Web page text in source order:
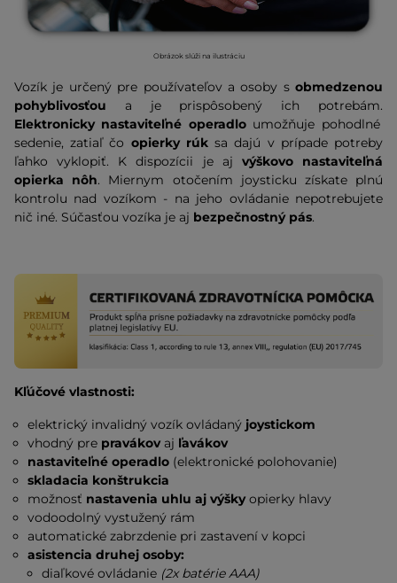
Obrázok slúži na ilustráciu
Vozík je určený pre používateľov a osoby s obmedzenou
pohyblivosťou a je prispôsobený ich potrebám.
Elektronicky nastaviteľné operadloumožňuje pohodlné
sedenie, zatiaľ čo opierky rúksa dajú v prípade potreby
ľahko vyklopiť. K dispozícii je aj výškovo nastaviteľná
opierka nôh. Miernym otočením joysticku získate plnú
kontrolu nad vozíkom - na jeho ovládanie nepotrebujete
nič iné. Súčasťou vozíka je aj bezpečnostný pás.
Kľúčové vlastnosti:
elektrický invalidný vozík ovládaný joystickom
vhodný pre pravákov aj ľavákov
nastaviteľné operadlo (elektronické polohovanie)
skladacia konštrukcia
možnosť nastavenia uhlu aj výškyopierky hlavy
vodoodolný vystužený rám
automatické zabrzdenie pri zastavení v kopci
asistencia druhej osoby:
diaľkové ovládanie (2x batérie AAA)